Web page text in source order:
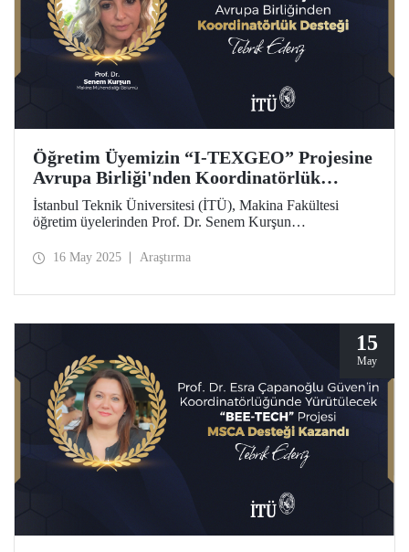
Öğretim Üyemizin “I-TEXGEO” Projesine
Avrupa Birliği'nden Koordinatörlük
Desteği
İstanbul Teknik Üniversitesi (İTÜ), Makina Fakültesi
öğretim üyelerinden Prof. Dr. Senem Kurşun
Electronic Geotextiles for Sustainable and Smart Precision
16 May 2025 Araştırma
15
May